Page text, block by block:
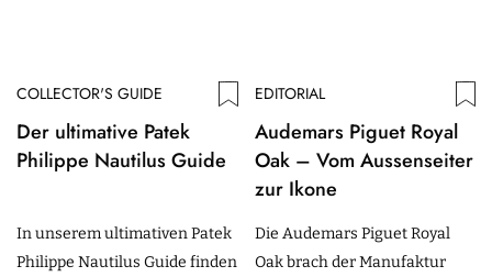
COLLECTOR'S GUIDE
Der ultimative Patek
Philippe Nautilus Guide
In unserem ultimativen Patek
Philippe Nautilus Guide finden
EDITORIAL
Audemars Piguet Royal
Oak – Vom Aussenseiter
zur Ikone
Die Audemars Piguet Royal
Oak brach der Manufaktur